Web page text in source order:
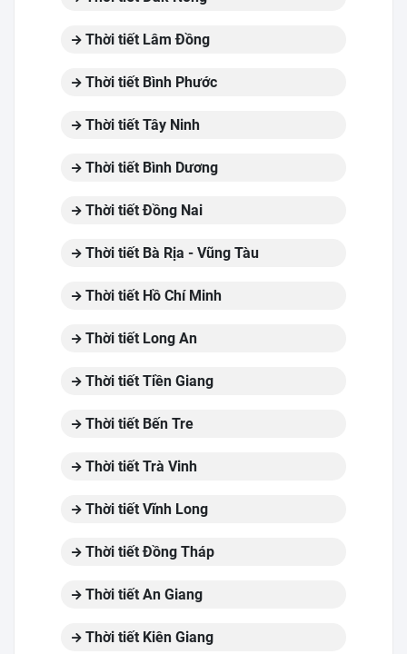
Thời tiết Lâm Đồng
Thời tiết Bình Phước
Thời tiết Tây Ninh
Thời tiết Bình Dương
Thời tiết Đồng Nai
Thời tiết Bà Rịa - Vũng Tàu
Thời tiết Hồ Chí Minh
Thời tiết Long An
Thời tiết Tiền Giang
Thời tiết Bến Tre
Thời tiết Trà Vinh
Thời tiết Vĩnh Long
Thời tiết Đồng Tháp
Thời tiết An Giang
Thời tiết Kiên Giang